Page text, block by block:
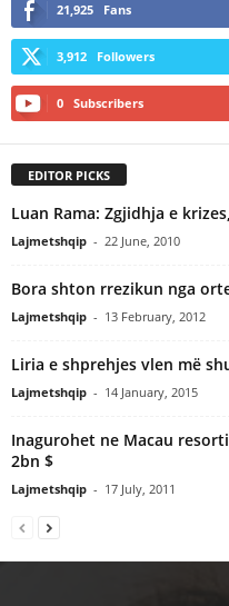
21,925 Fans
3,912 Followers
0 Subscribers
EDITOR PICKS
Luan Rama: Zgjidhja e
Lajmetshqip - 22 June, 2010
Bora shton rrezikun nga
Lajmetshqip - 13 February, 2012
Liria e shprehjes vlen më
Lajmetshqip - 14 January, 2015
Inagurohet ne Macau
2bn $
Lajmetshqip - 17 July, 2011